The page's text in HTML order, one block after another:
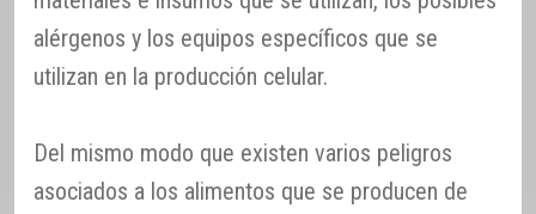
alérgenos y los equipos específicos que se
utilizan en la producción celular.
Del mismo modo que existen varios peligros
asociados a los alimentos que se producen de